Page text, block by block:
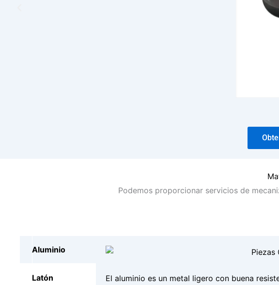
Podemos proporcionar servicios de
Aluminio
Latón
El aluminio es un metal ligero con buena